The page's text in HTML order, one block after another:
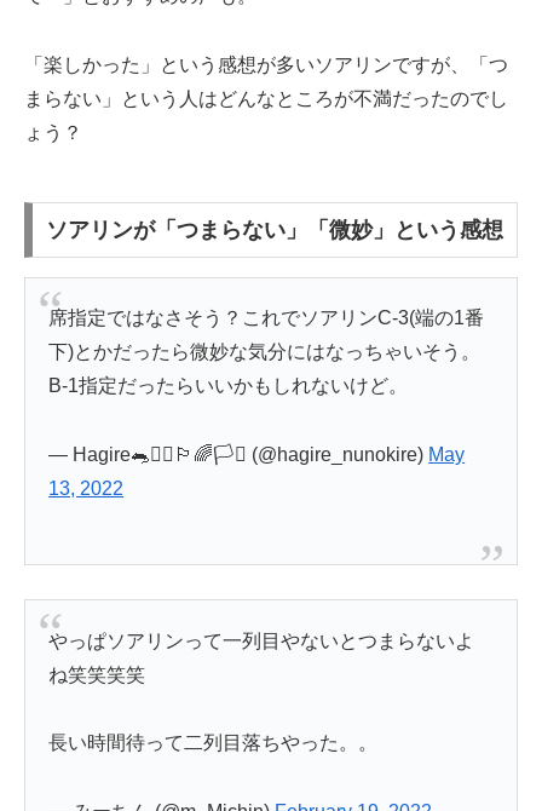
「楽しかった」という感想が多いソアリンですが、「つ
まらない」という人はどんなところが不満だったのでし
ょう？
ソアリンが「つまらない」「微妙」という感想
席指定ではなさそう？これでソアリンC-3(端の1番
下)とかだったら微妙な気分にはなっちゃいそう。
B-1指定だったらいいかもしれないけど。
— Hagire🐀🏴‍☠️🏳️‍🌈🏳️‍⚧️ (@hagire_nunokire) May
13, 2022
やっぱソアリンって一列目やないとつまらないよ
ね笑笑笑笑
長い時間待って二列目落ちやった。。